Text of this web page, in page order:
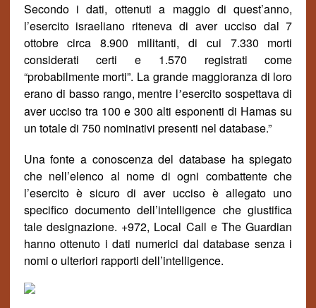
Secondo i dati, ottenuti a maggio di quest’anno,
l’esercito israeliano riteneva di aver ucciso dal 7
ottobre circa 8.900 militanti, di cui 7.330 morti
considerati certi e 1.570 registrati come
“probabilmente morti”. La grande maggioranza di loro
erano di basso rango, mentre l’esercito sospettava di
aver ucciso tra 100 e 300 alti esponenti di Hamas su
un totale di 750 nominativi presenti nel database.”
Una fonte a conoscenza del database ha spiegato
che nell’elenco al nome di ogni combattente che
l’esercito è sicuro di aver ucciso è allegato uno
specifico documento dell’intelligence che giustifica
tale designazione. +972, Local Call e The Guardian
hanno ottenuto i dati numerici dal database senza i
nomi o ulteriori rapporti dell’intelligence.